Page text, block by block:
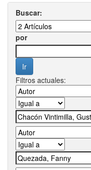
Buscar:
por
Filtros actuales: